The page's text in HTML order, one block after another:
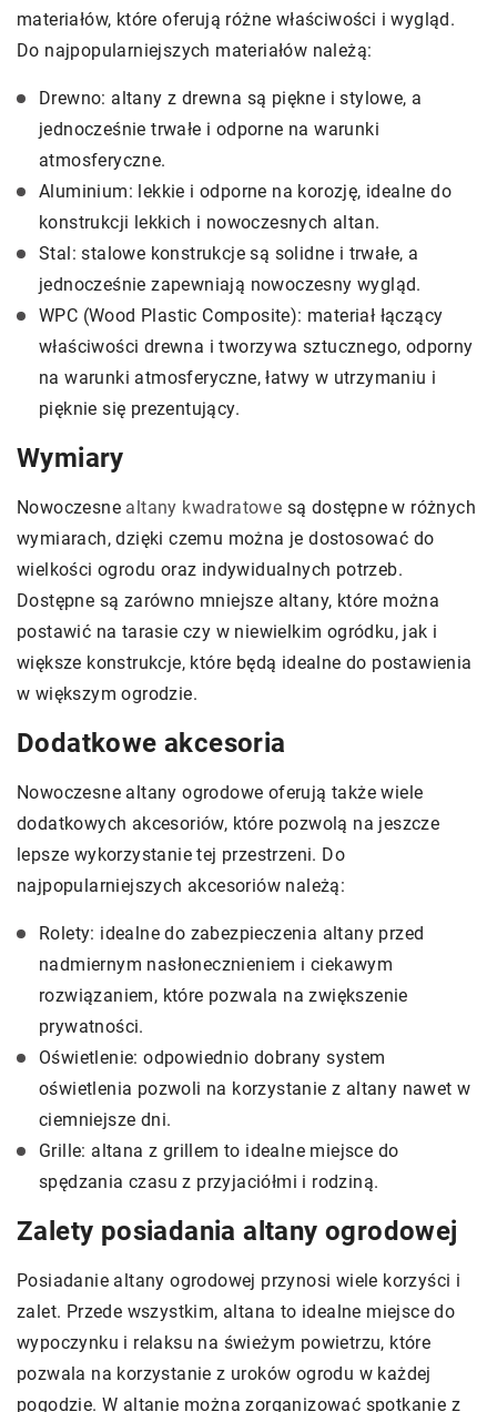
materiałów, które oferują różne właściwości i wygląd.
Do najpopularniejszych materiałów należą:
Drewno: altany z drewna są piękne i stylowe, a
jednocześnie trwałe i odporne na warunki
atmosferyczne.
Aluminium: lekkie i odporne na korozję, idealne do
konstrukcji lekkich i nowoczesnych altan.
Stal: stalowe konstrukcje są solidne i trwałe, a
jednocześnie zapewniają nowoczesny wygląd.
WPC (Wood Plastic Composite): materiał łączący
właściwości drewna i tworzywa sztucznego, odporny
na warunki atmosferyczne, łatwy w utrzymaniu i
pięknie się prezentujący.
Wymiary
Nowoczesne altany kwadratowe są dostępne w różnych
wymiarach, dzięki czemu można je dostosować do
wielkości ogrodu oraz indywidualnych potrzeb.
Dostępne są zarówno mniejsze altany, które można
postawić na tarasie czy w niewielkim ogródku, jak i
większe konstrukcje, które będą idealne do postawienia
w większym ogrodzie.
Dodatkowe akcesoria
Nowoczesne altany ogrodowe oferują także wiele
dodatkowych akcesoriów, które pozwolą na jeszcze
lepsze wykorzystanie tej przestrzeni. Do
najpopularniejszych akcesoriów należą:
Rolety: idealne do zabezpieczenia altany przed
nadmiernym nasłonecznieniem i ciekawym
rozwiązaniem, które pozwala na zwiększenie
prywatności.
Oświetlenie: odpowiednio dobrany system
oświetlenia pozwoli na korzystanie z altany nawet w
ciemniejsze dni.
Grille: altana z grillem to idealne miejsce do
spędzania czasu z przyjaciółmi i rodziną.
Zalety posiadania altany ogrodowej
Posiadanie altany ogrodowej przynosi wiele korzyści i
zalet. Przede wszystkim, altana to idealne miejsce do
wypoczynku i relaksu na świeżym powietrzu, które
pozwala na korzystanie z uroków ogrodu w każdej
pogodzie. W altanie można zorganizować spotkanie z